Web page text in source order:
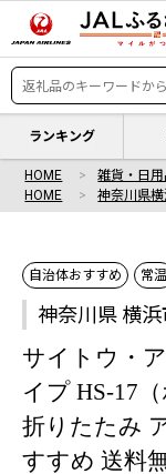
ランキング
HOME 雑貨・日
HOME
神奈川県
自治体おすすめ 常温
神奈川県 横浜
サイトウ・
イプ HS-17
折りたたみ
すすめ 送料